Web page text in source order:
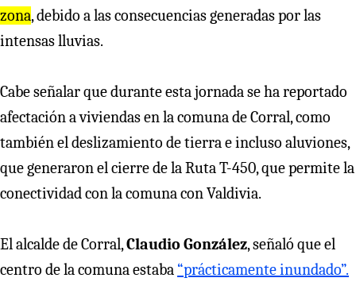
zona, debido a las consecuencias generadas por las
intensas lluvias.
Cabe señalar que durante esta jornada se ha reportado
afectación a viviendas en la comuna de Corral, como
también el deslizamiento de tierra e incluso aluviones,
que generaron el cierre de la Ruta T-450, que permite la
conectividad con la comuna con Valdivia.
El alcalde de Corral,Claudio González, señaló que el
centro de la comuna estaba “prácticamente inundado”.